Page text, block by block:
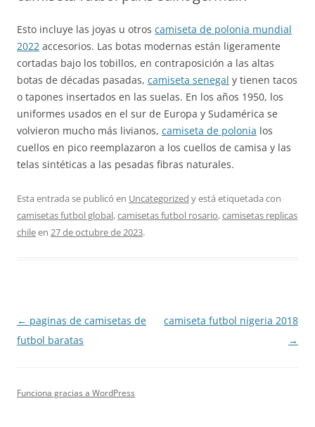
Esto incluye las joyas u otros camiseta de polonia mundial
2022 accesorios. Las botas modernas están ligeramente
cortadas bajo los tobillos, en contraposición a las altas
botas de décadas pasadas, camiseta senegal y tienen tacos
o tapones insertados en las suelas. En los años 1950, los
uniformes usados en el sur de Europa y Sudamérica se
volvieron mucho más livianos, camiseta de polonia los
cuellos en pico reemplazaron a los cuellos de camisa y las
telas sintéticas a las pesadas fibras naturales.
Esta entrada se publicó en Uncategorized y está etiquetada con
camisetas futbol global,camisetas futbol rosario,camisetas replicas
chileen 27 de octubre de 2023.
Navegación
de
← paginas de camisetas de
futbol baratas
camiseta futbol nigeria 2018
→
Funciona gracias a WordPress